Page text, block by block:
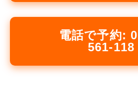
電話で予約:
561-118